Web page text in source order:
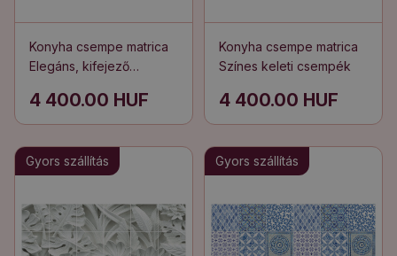
Konyha csempe matrica
Elegáns, kifejező
4 400.00 HUF
Konyha csempe matrica
Színes keleti csempék
4 400.00 HUF
Gyors szállítás Gyors szállítás